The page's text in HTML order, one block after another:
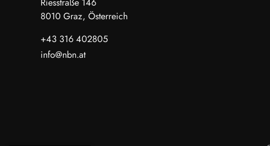
8010 Graz, Österreich
+43 316 402805
info@nbn.at